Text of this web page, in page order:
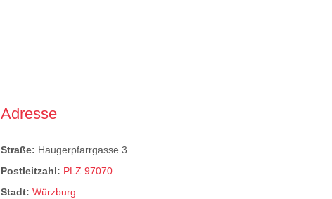
Adresse
Straße: Haugerpfarrgasse 3
Postleitzahl: PLZ 97070
Stadt:Würzburg